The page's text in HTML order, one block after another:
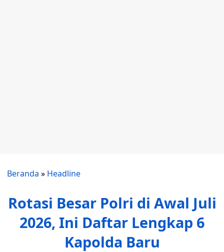
Beranda » Headline
Rotasi Besar Polri di Awal Juli
2026, Ini Daftar Lengkap 6
Kapolda Baru